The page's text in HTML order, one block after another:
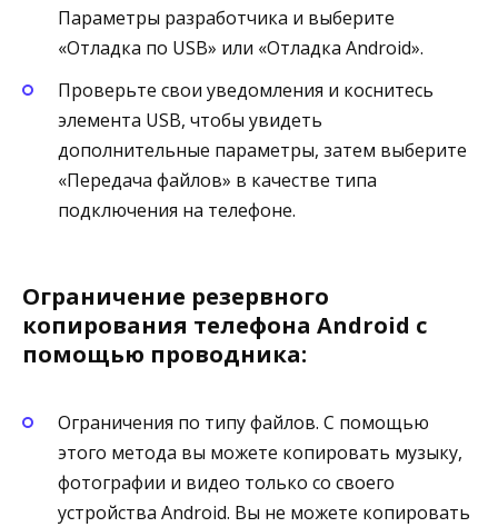
Параметры разработчика и выберите
«Отладка по USB» или «Отладка Android».
Проверьте свои уведомления и коснитесь
элемента USB, чтобы увидеть
дополнительные параметры, затем выберите
«Передача файлов» в качестве типа
подключения на телефоне.
Ограничение резервного
копирования телефона Android с
помощью проводника:
Ограничения по типу файлов. С помощью
этого метода вы можете копировать музыку,
фотографии и видео только со своего
устройства Android. Вы не можете копировать